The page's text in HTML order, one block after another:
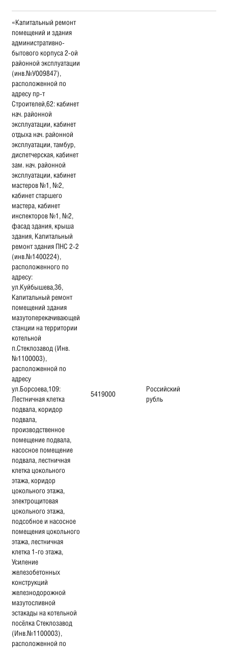
«Капитальный ремонт
помещений и здания
административно-
бытового корпуса 2-ой
районной эксплуатации
(инв.№У009847),
расположенной по
адресу пр-т
Строителей,62: кабинет
нач. районной
эксплуатации, кабинет
отдыха нач. районной
эксплуатации, тамбур,
диспетчерская, кабинет
зам. нач. районной
эксплуатации, кабинет
мастеров №1, №2,
кабинет старшего
мастера, кабинет
инспекторов №1, №2,
фасад здания, крыша
здания, Капитальный
ремонт здания ПНС 2-2
(инв.№1400224),
расположенного по
адресу:
ул.Куйбышева,36,
Капитальный ремонт
помещений здания
мазутоперекачивающей
станции на территории
котельной
п.Стеклозавод (Инв.
№1100003),
расположенной по
адресу
ул.Борсоева,109:
Лестничная клетка
подвала, коридор
подвала,
производственное
помещение подвала,
насосное помещение
подвала, лестничная
клетка цокольного
этажа, коридор
цокольного этажа,
электрощитовая
цокольного этажа,
подсобное и насосное
помещения цокольного
этажа, лестничная
клетка 1-го этажа,
Усиление
железобетонных
конструкций
железнодорожной
мазутосливной
эстакады на котельной
посёлка Стеклозавод
(Инв.№1100003),
расположенной по
5419000
Российский
рубль